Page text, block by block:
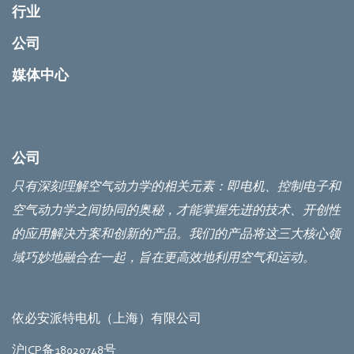
行业
公司
媒体中心
公司
只有深刻理解空气动力学的相关元素：即电机、控制电子和
空气动力学之间协同的奥秘，才能掌握先进的技术、开创性
的应用解决方案和创新的产品。我们的产品将这三大核心领
域巧妙地融合在一起，旨在更高效地利用空气和运动。
依必安派特电机（上海）有限公司
沪ICP备18020748号